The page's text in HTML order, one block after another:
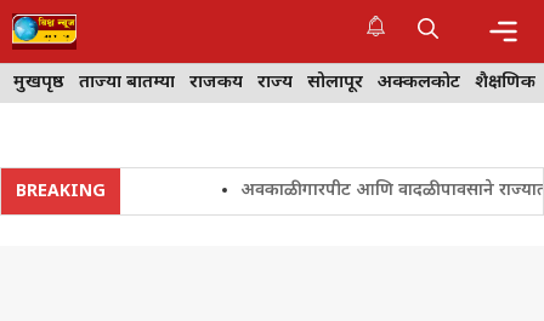
Skip
to
content
मुखपृष्ठ ताज्या बातम्या राजकीय राज्य सोलापूर अक्कलकोट शैक्षणिक
BREAKING अवकाळी गारपीट आणि वादळी पावसाने राज्यातील